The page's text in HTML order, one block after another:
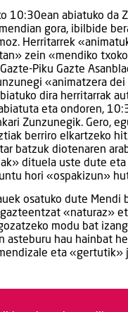
10:30ean abiatuko da
gora, ibilbide
Herritarrek
zein «mendiko
Piku Gazte
«animatzera
dira herritarrak
eta ondoren,
Zunzunegik. Gero,
berriro elkartzeko
batzuk diotenaren
dituela uste dute
hori «ospakizun»
osatuko dute Mendi
«naturaz»
modu bat
asteburu hau hainbat
eta «gertutik»